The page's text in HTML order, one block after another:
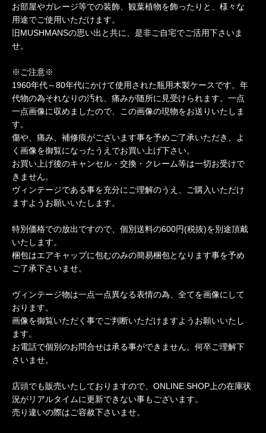
お部屋やガレージ等での装飾、観葉植物を飾ったりと、様々な
用途でご使用いただけます。
旧MUSHMANSの思い出と共に、是非ご自宅でご活用下さいま
せ。
※ご注意※
1960年代～80年代にかけて使用された瓶用木製ケースです。年
代物の為それなりの汚れ、痛みが随所に見受けられます。一点
一点画像に収めましたので、この画像の現物をお送りいたしま
す。
傷や、痛み、補修痕がございます事を予めご了承いただき、よ
く画像を御覧になったうえでお買い上げ下さい。
お買い上げ後のキャンセル・交換・クレーム等は一切お受けで
きません。
ヴィンテージである事を充分にご理解のうえ、ご購入いただけ
ますようお願いいたします。
特別価格での放出ですので、個別送料の600円(税抜)を別途頂戴
いたします。
梱包はエアキャップに包むのみの簡易梱包となります事を予め
ご了承下さいませ。
ヴィンテージ物は一点一点異なる表情の為、全てを画像にして
おります。
画像を御覧いただく事でご判断いただけますようお願いいたし
ます。
お電話で個別のお問合せは承る事ができません。何卒ご理解下
さいませ。
店頭でも販売いたしておりますので、ONLINE SHOP上の在庫状
況がリアルタイムに更新できない事もございます。
売り違いの際はご容赦下さいませ。